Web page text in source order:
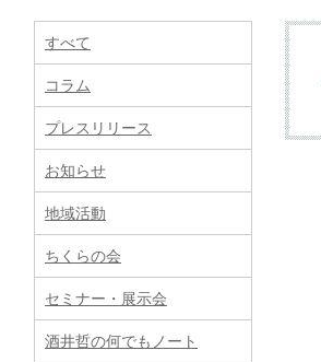
すべて
コラム
プレスリリース
お知らせ
地域活動
ちくらの会
セミナー・展示会
酒井哲の何でもノート